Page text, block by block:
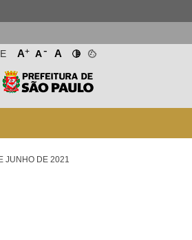
A+ A- A
JUNHO DE 2021